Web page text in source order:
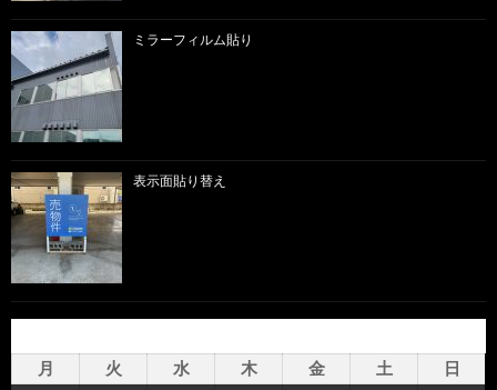
ミラーフィルム貼り
表示面貼り替え
月
火 水 木 金 土
日